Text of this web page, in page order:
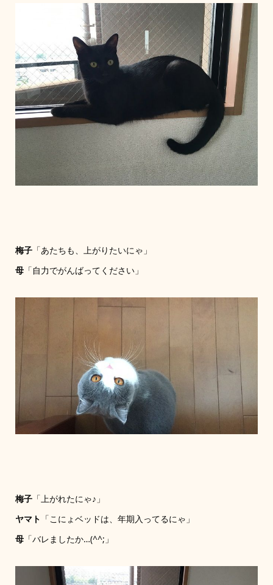
梅子「あたちも、上がりたいにゃ」
母「自力でがんばってください」
梅子「上がれたにゃ♪」
ヤマト 「こにょベッドは、年期入ってるにゃ」
母「バレましたか…(^^;」